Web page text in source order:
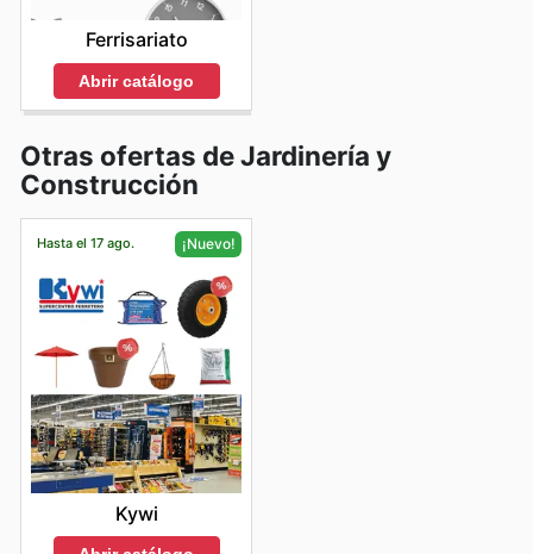
Ferrisariato
Abrir catálogo
Otras ofertas de Jardinería y
Construcción
Hasta el 17 ago. ¡Nuevo!
Kywi